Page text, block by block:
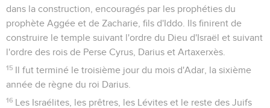
dans la construction, encouragés par les prophéties du
prophète Aggée et de Zacharie, fils d'Iddo. Ils finirent de
construire le temple suivant l'ordre du Dieu d'Israël et suivant
l'ordre des rois de Perse Cyrus, Darius et Artaxerxès.
15 Il fut terminé le troisième jour du mois d'Adar, la sixième
année de règne du roi Darius.
16 Les Israélites, les prêtres, les Lévites et le reste des Juifs